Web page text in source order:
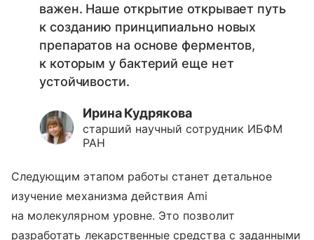
важен. Наше открытие открывает путь
к созданию принципиально новых
препаратов на основе ферментов,
к которым у бактерий еще нет
устойчивости.
Ирина Кудрякова
старший научный сотрудник ИБФМ
РАН
Следующим этапом работы станет детальное
изучение механизма действия Ami
на молекулярном уровне. Это позволит
разработать лекарственные средства с заданными